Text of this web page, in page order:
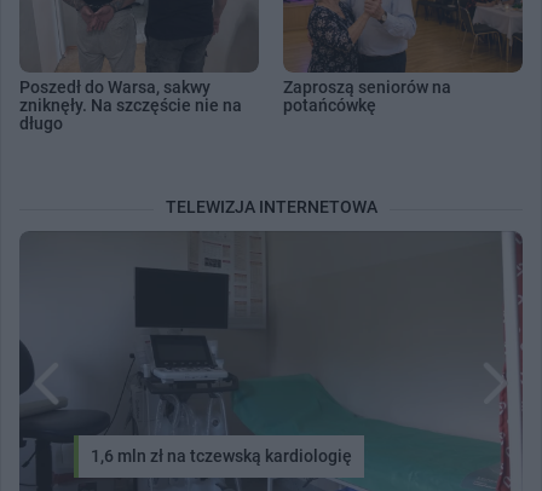
Poszedł do Warsa, sakwy
zniknęły. Na szczęście nie na
długo
Zaproszą seniorów na
potańcówkę
TELEWIZJA INTERNETOWA
1,6 mln zł na tczewską kardiologię